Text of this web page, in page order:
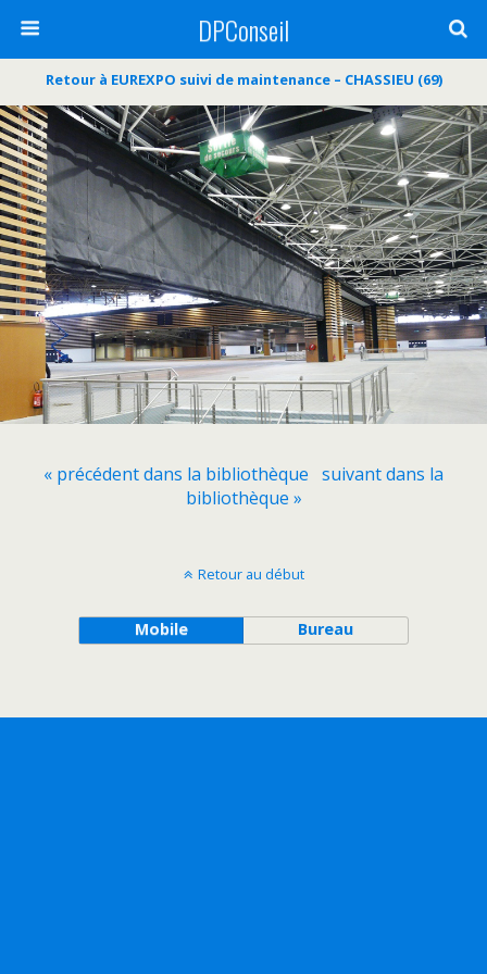
DPConseil
Retour à EUREXPO suivi de maintenance – CHASSIEU (69)
« précédent dans la bibliothèque suivant dans la
bibliothèque »
Retour au début
Mobile Bureau